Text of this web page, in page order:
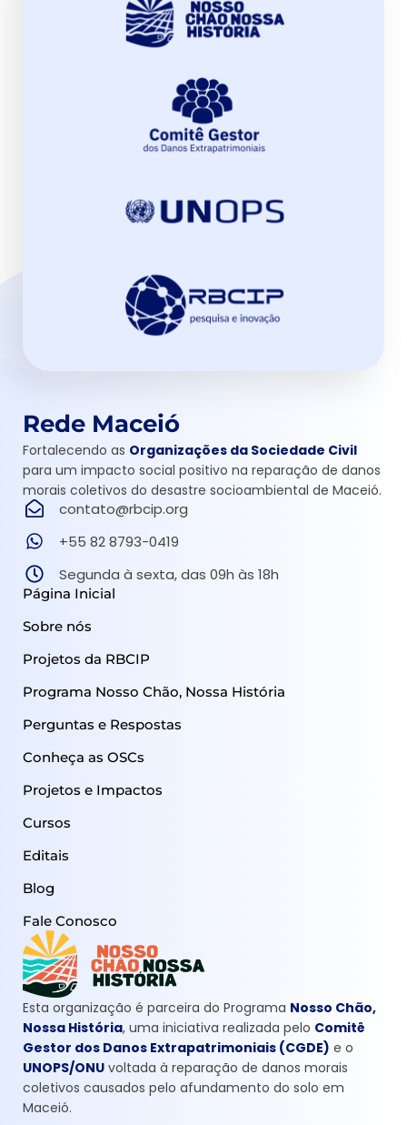
Rede Maceió
Fortalecendo as Organizações da Sociedade Civil
para um impacto social positivo na reparação de danos
morais coletivos do desastre socioambiental de Maceió.
contato@rbcip.org
+55 82 8793-0419
Segunda à sexta, das 09h às 18h
Página Inicial
Sobre nós
Projetos da RBCIP
Programa Nosso Chão, Nossa História
Perguntas e Respostas
Conheça as OSCs
Projetos e Impactos
Cursos
Editais
Blog
Fale Conosco
Esta organização é parceira do Programa Nosso Chão,
Nossa História, uma iniciativa realizada pelo Comitê
Gestor dos Danos Extrapatrimoniais (CGDE) e o
UNOPS/ONU voltada à reparação de danos morais
coletivos causados pelo afundamento do solo em
Maceió.